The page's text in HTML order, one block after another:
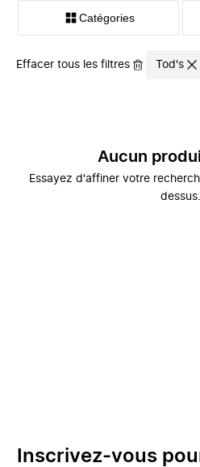
Catégories
Effacer tous les filtres Tod's
Aucun
Essayez d'affiner votre
dessus.
Inscrivez-vous